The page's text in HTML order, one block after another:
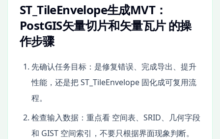
ST_TileEnvelope生成MVT：
PostGIS矢量切片和矢量瓦片 的操
作步骤
先确认任务目标：是修复错误、完成导出、提升
性能，还是把 ST_TileEnvelope 固化成可复用流
程。
检查输入数据：重点看 空间表、SRID、几何字段
和 GIST 空间索引，不要只根据界面现象判断。